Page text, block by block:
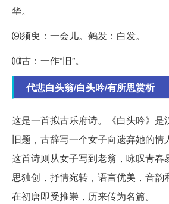
华。
⑼须臾：一会儿。鹤发：白发。
⑽古：一作“旧”。
代悲白头翁/白头吟/有所思赏析
这是一首拟古乐府诗。《白头吟》是
旧题，古辞写一个女子向遗弃她的情
这首诗则从女子写到老翁，咏叹青春
思独创，抒情宛转，语言优美，音韵
在初唐即受推崇，历来传为名篇。